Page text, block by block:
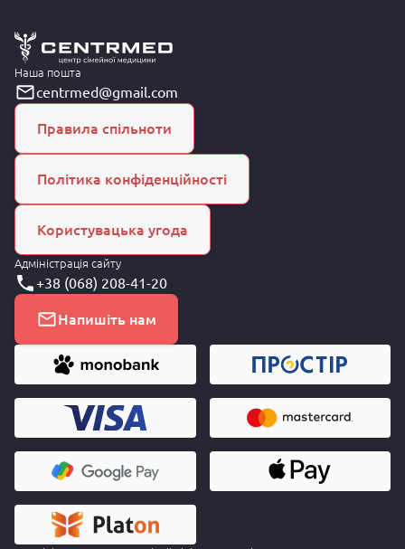
Наша пошта
centrmed@gmail.com
Правила спільноти
Політика конфіденційності
Користувацька угода
Адміністрація сайту
+38 (068) 208-41-20
Напишіть нам